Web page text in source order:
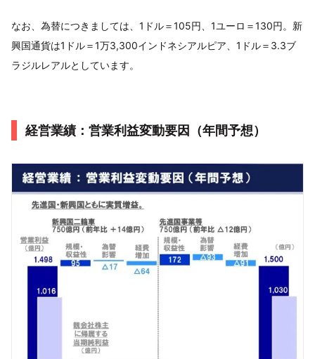
なお、為替につきましては、1ドル＝105円、1ユーロ＝130円。新
興国通貨は1ドル＝1万3,300インドネシアルピア、1ドル＝3.3ブ
ラジルレアルとしています。
経営業績：営業利益変動要因（年間予想）